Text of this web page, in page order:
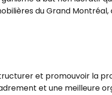
du Grand
et promouvoir la
et une meilleure